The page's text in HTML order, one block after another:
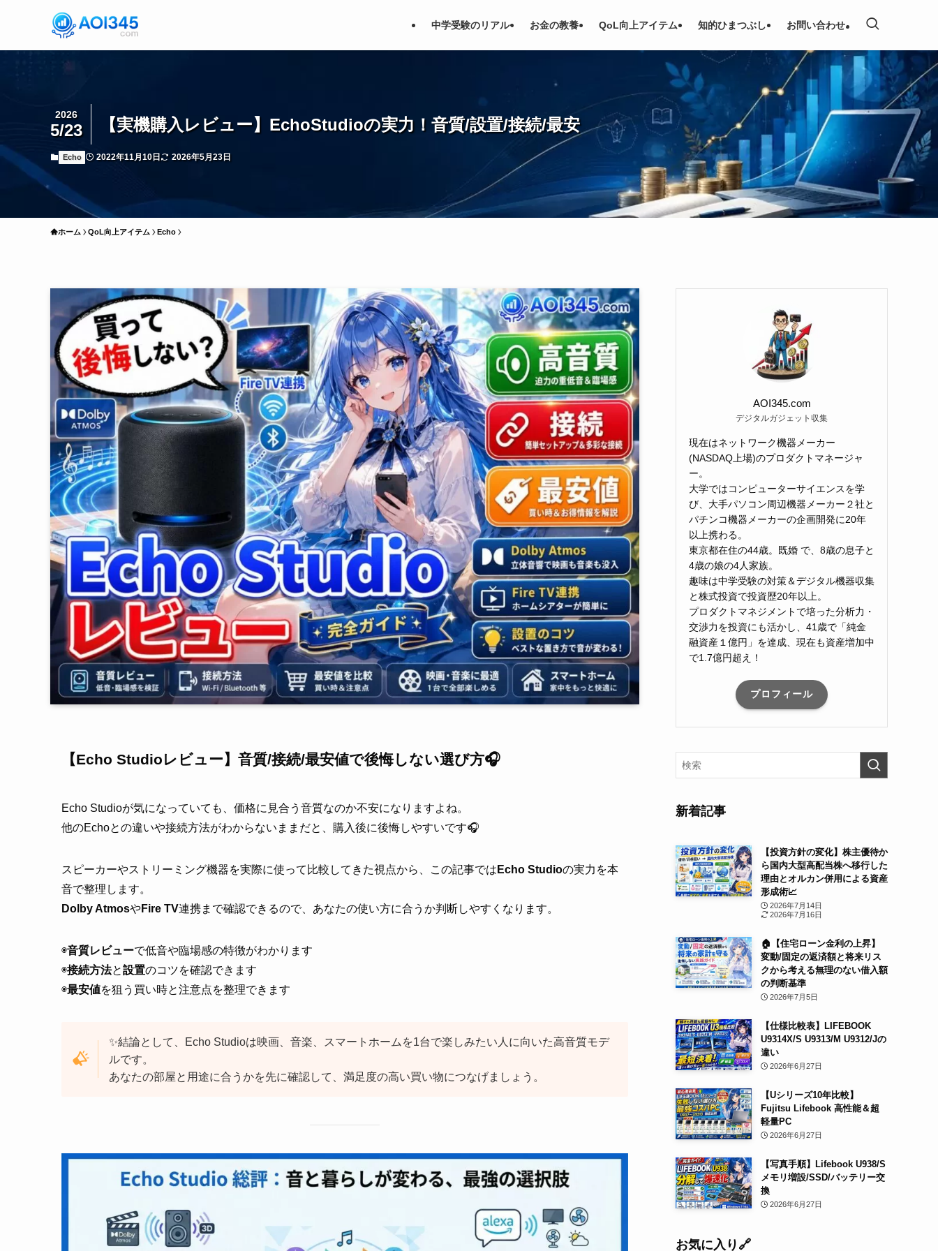
中学受験のリアル お金の教養 QoL向上アイテム 知的ひまつぶし お問い合わせ
【実機購入レビュー】EchoStudioの実力！音質/設置/接続/最安
2026
5/23
Echo 2022年11月10日 2026年5月23日
ホーム QoL向上アイテム Echo
【Echo Studioレビュー】音質/接続/最安値で後悔しない選び方🎧
Echo Studioが気になっていても、価格に見合う音質なのか不安になりますよね。
他のEchoとの違いや接続方法がわからないままだと、購入後に後悔しやすいです🎧
スピーカーやストリーミング機器を実際に使って比較してきた視点から、この記事では Echo Studioの実力を本
音で整理します。
Dolby AtmosやFire TV連携まで確認できるので、あなたの使い方に合うか判断しやすくなります。
◉音質レビューで低音や臨場感の特徴がわかります
◉接続方法と設置のコツを確認できます
◉最安値を狙う買い時と注意点を整理できます
✨結論として、Echo Studioは映画、音楽、スマートホームを1台で楽しみたい人に向いた高音質モデ
ルです。
あなたの部屋と用途に合うかを先に確認して、満足度の高い買い物につなげましょう。
AOI345.com
デジタルガジェット収集
現在はネットワーク機器メーカー
(NASDAQ上場)のプロダクトマネージャ
ー。
大学ではコンピューターサイエンスを学
び、大手パソコン周辺機器メーカー２社と
パチンコ機器メーカーの企画開発に20年
以上携わる。
東京都在住の44歳。既婚 で、8歳の息子と
4歳の娘の4人家族。
趣味は中学受験の対策＆デジタル機器収集
と株式投資で投資歴20年以上。
プロダクトマネジメントで培った分析力・
交渉力を投資にも活かし、41歳で「純金
融資産１億円」を達成、現在も資産増加中
で1.7億円超え！
プロフィール
新着記事
【投資方針の変化】株主優待か
ら国内大型高配当株へ移行した
理由とオルカン併用による資産
形成術📈
2026年7月14日
2026年7月16日
🏠【住宅ローン金利の上昇】
変動/固定の返済額と将来リス
クから考える無理のない借入額
の判断基準
2026年7月5日
【仕様比較表】LIFEBOOK
U9314X/S U9313/M U9312/Jの
違い
2026年6月27日
【Uシリーズ10年比較】
Fujitsu Lifebook 高性能＆超
軽量PC
2026年6月27日
【写真手順】Lifebook U938/S
メモリ増設/SSD/バッテリー交
換
2026年6月27日
お気に入り🔗